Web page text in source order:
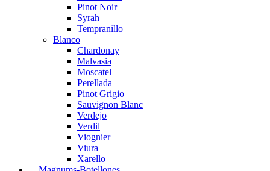
Pinot Noir
Syrah
Tempranillo
Blanco
Chardonay
Malvasia
Moscatel
Perellada
Pinot Grigio
Sauvignon Blanc
Verdejo
Verdil
Viognier
Viura
Xarello